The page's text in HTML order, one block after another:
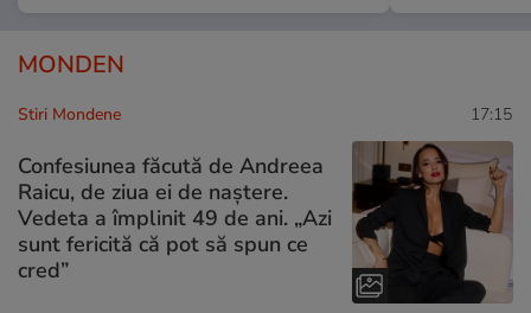
MONDEN
Stiri Mondene 17:15
Confesiunea făcută de Andreea
Raicu, de ziua ei de naștere.
Vedeta a împlinit 49 de ani. „Azi
sunt fericită că pot să spun ce
cred”